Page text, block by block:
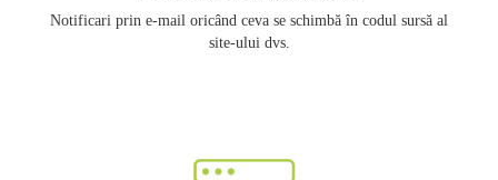
Notificari prin e-mail oricând ceva se schimbă în codul sursă al
site-ului dvs.